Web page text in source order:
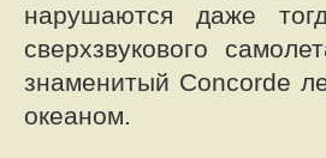
нарушаются даже
сверхзвукового
знаменитый Concorde
океаном.